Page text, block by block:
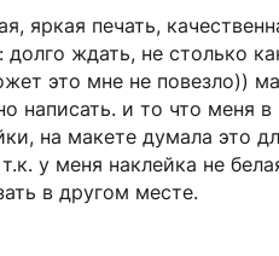
яркая печать,
ждать, не столько
это мне не повезло))
написать. и то что меня
на макете думала это
у меня наклейка не
в другом месте.